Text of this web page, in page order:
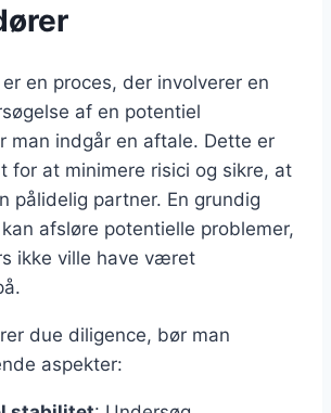
en proces, der involverer en
af en potentiel
man indgår en aftale. Dette er
for at minimere risici og sikre, at
pålidelig partner. En grundig
afsløre potentielle problemer,
ikke ville have været
due diligence, bør man
aspekter: